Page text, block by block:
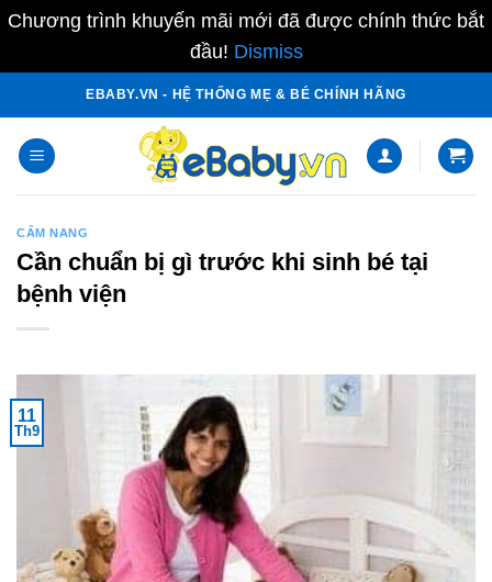
Chương trình khuyến mãi mới đã được chính thức bắt
đầu! Dismiss
content
EBABY.VN - HỆ THỐNG MẸ & BÉ CHÍNH HÃNG
CẨM NANG
Cần chuẩn bị gì trước khi sinh bé tại
bệnh viện
11
Th9